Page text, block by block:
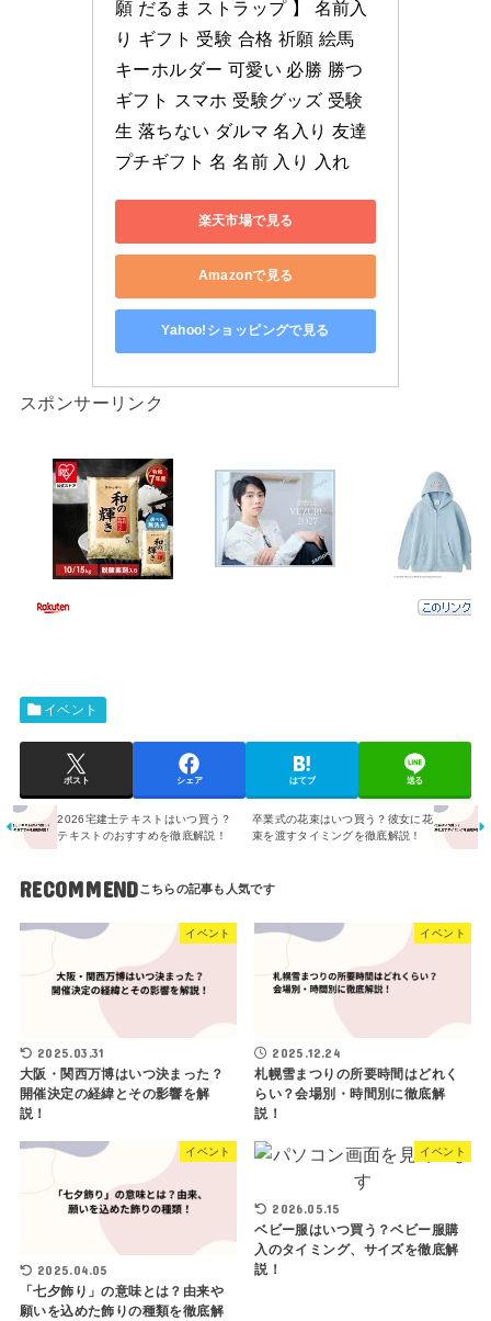
願 だるま ストラップ 】 名前入
り ギフト 受験 合格 祈願 絵馬
キーホルダー 可愛い 必勝 勝つ
ギフト スマホ 受験グッズ 受験
生 落ちない ダルマ 名入り 友達
プチギフト 名 名前 入り 入れ
楽天市場で見る
Amazonで見る
Yahoo!ショッピングで見る
スポンサーリンク
イベント
ポスト シェア はてブ 送る
2026宅建士テキストはいつ買う？
テキストのおすすめを徹底解説！
卒業式の花束はいつ買う？彼女に花
束を渡すタイミングを徹底解説！
RECOMMEND
イベント
2025.03.31
大阪・関西万博はいつ決まった？
開催決定の経緯とその影響を解
説！
イベント
2025.12.24
札幌雪まつりの所要時間はどれく
らい？会場別・時間別に徹底解
説！
イベント
2025.04.05
「七夕飾り」の意味とは？由来や
願いを込めた飾りの種類を徹底解
イベント
2026.05.15
ベビー服はいつ買う？ベビー服購
入のタイミング、サイズを徹底解
説！